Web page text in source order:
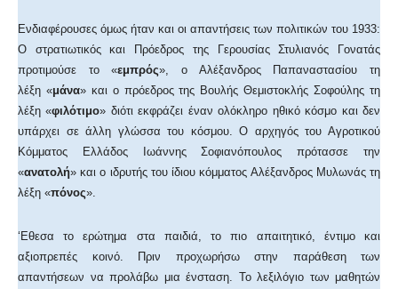
Ενδιαφέρουσες όμως ήταν και οι απαντήσεις των πολιτικών του 1933:
Ο στρατιωτικός και Πρόεδρος της Γερουσίας Στυλιανός Γονατάς
προτιμούσε το «εμπρός», ο Αλέξανδρος Παπαναστασίου τη
λέξη «μάνα» και ο πρόεδρος της Βουλής Θεμιστοκλής Σοφούλης τη
λέξη «φιλότιμο» διότι εκφράζει έναν ολόκληρο ηθικό κόσμο και δεν
υπάρχει σε άλλη γλώσσα του κόσμου. Ο αρχηγός του Αγροτικού
Κόμματος Ελλάδος Ιωάννης Σοφιανόπουλος πρότασσε την
«ανατολή» και ο ιδρυτής του ίδιου κόμματος Αλέξανδρος Μυλωνάς τη
λέξη «πόνος».
‘Εθεσα το ερώτημα στα παιδιά, το πιο απαιτητικό, έντιμο και
αξιοπρεπές κοινό. Πριν προχωρήσω στην παράθεση των
απαντήσεων να προλάβω μια ένσταση. Το λεξιλόγιο των μαθητών